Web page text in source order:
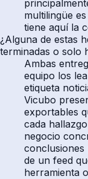
multilingüe
tiene aquí la
¿Alguna de estas
terminadas o solo
Ambas
equipo los
etiqueta
Vicubo
exportables
cada
negocio
conclusiones
de un feed
herramienta